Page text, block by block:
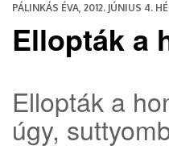
PÁLINKÁS ÉVA, 2012. JÚNIUS 4.
Ellopták a
Ellopták a
úgy,